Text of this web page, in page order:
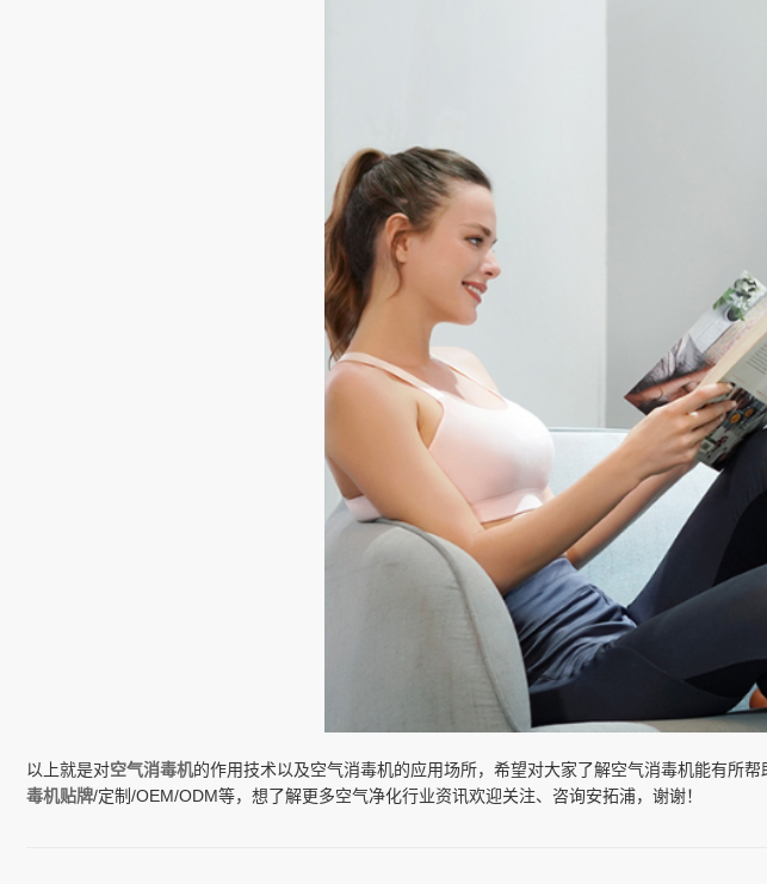
以上就是对空气消毒机的作用技术以及空气消毒机的应用场所，希望对大家了解空气消毒机能有所
毒机贴牌/定制/OEM/ODM等，想了解更多空气净化行业资讯欢迎关注、咨询安拓浦，谢谢！